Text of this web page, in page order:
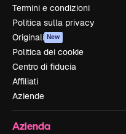
Termini e condizioni
Politica sulla privacy
Originali New
Politica dei cookie
Centro di fiducia
Affiliati
Aziende
Azienda